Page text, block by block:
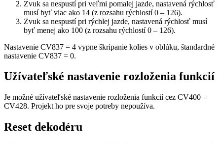
Zvuk sa nespustí pri veľmi pomalej jazde, nastavená rýchlosť
musí byť viac ako 14 (z rozsahu rýchlostí 0 – 126).
Zvuk sa nespustí pri rýchlej jazde, nastavená rýchlosť musí
byť menej ako 100 (z rozsahu rýchlostí 0 – 126).
Nastavenie CV837 = 4 vypne škrípanie kolies v oblúku, štandardné
nastavenie CV837 = 0.
Užívateľské nastavenie rozloženia funkcií
Je možné užívateľské nastavenie rozloženia funkcií cez CV400 –
CV428. Projekt ho pre svoje potreby nepoužíva.
Reset dekodéru